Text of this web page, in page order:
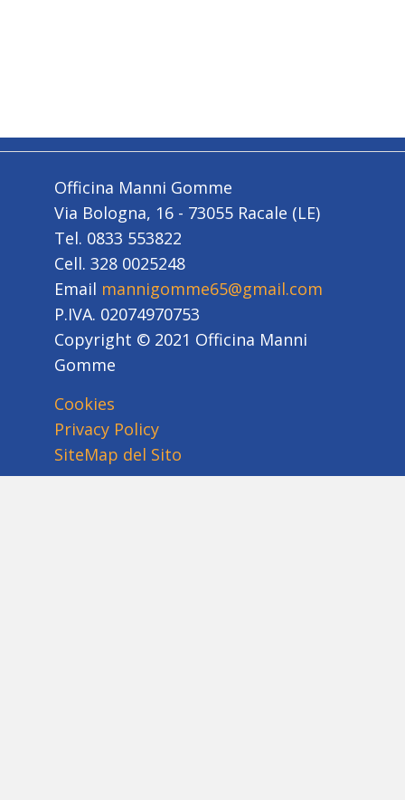
Officina Manni Gomme
Via Bologna, 16 - 73055 Racale (LE)
Tel. 0833 553822
Cell. 328 0025248
Email mannigomme65@gmail.com
P.IVA. 02074970753
Copyright © 2021 Officina Manni
Gomme
Cookies
Privacy Policy
SiteMap del Sito